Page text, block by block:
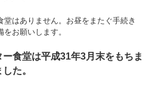
堂はありません。お昼をまたぐ手続き
お願いします。
食堂は平成31年3月末をもちま
た。